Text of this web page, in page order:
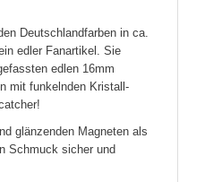
Deutschlandfarben in ca.
edler Fanartikel. Sie
edlen 16mm
mit funkelnden Kristall-
glänzenden Magneten als
Schmuck sicher und